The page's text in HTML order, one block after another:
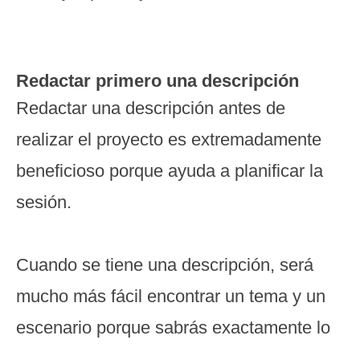
Redactar primero una descripción
Redactar una descripción antes de
realizar el proyecto es extremadamente
beneficioso porque ayuda a planificar la
sesión.
Cuando se tiene una descripción, será
mucho más fácil encontrar un tema y un
escenario porque sabrás exactamente lo